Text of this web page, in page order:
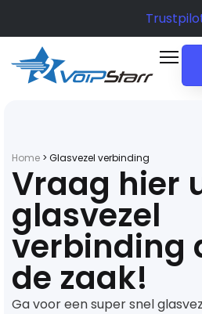
Home > Glasvezel verbinding
Vraag hier
glasvezel
verbinding
de zaak!
Ga voor een super snel